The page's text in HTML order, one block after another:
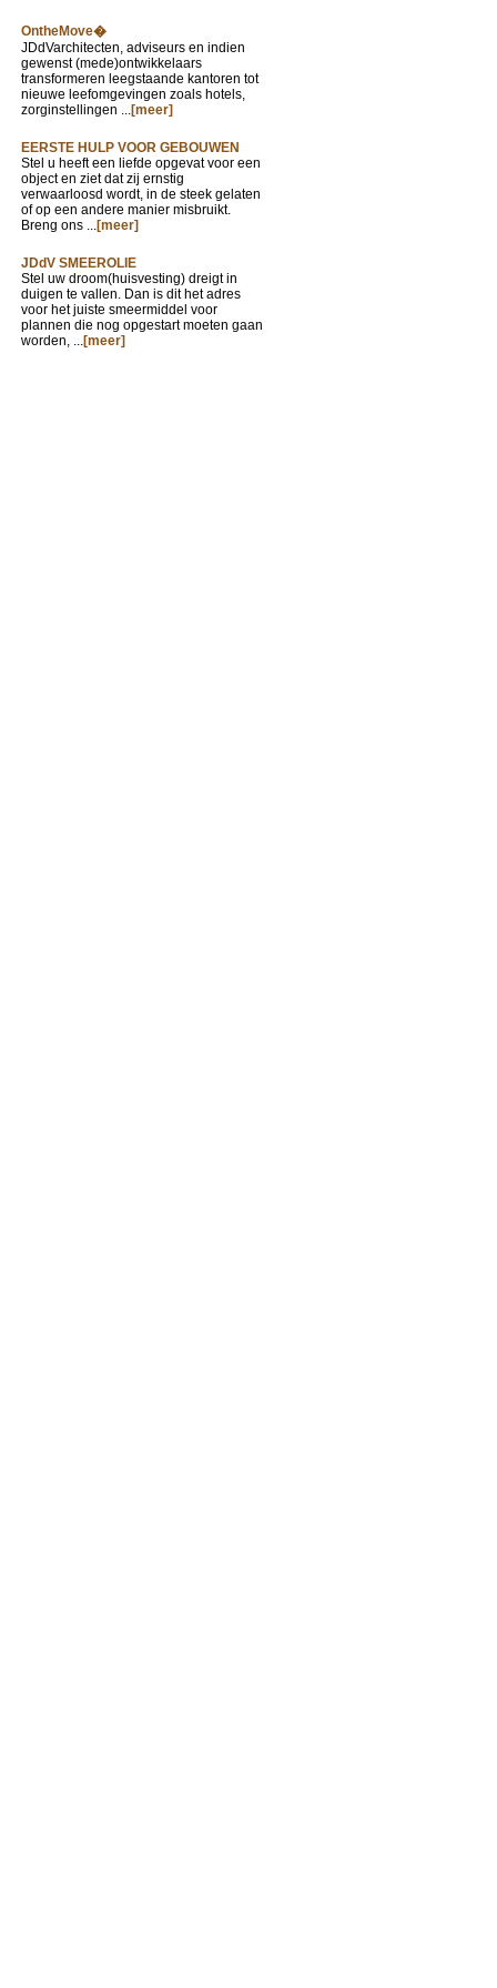
OntheMove�
JDdVarchitecten, adviseurs en indien
gewenst (mede)ontwikkelaars
transformeren leegstaande kantoren tot
nieuwe leefomgevingen zoals hotels,
zorginstellingen ...[meer]
EERSTE HULP VOOR GEBOUWEN
Stel u heeft een liefde opgevat voor een
object en ziet dat zij ernstig
verwaarloosd wordt, in de steek gelaten
of op een andere manier misbruikt.
Breng ons ...[meer]
JDdV SMEEROLIE
Stel uw droom(huisvesting) dreigt in
duigen te vallen. Dan is dit het adres
voor het juiste smeermiddel voor
plannen die nog opgestart moeten gaan
worden, ...[meer]